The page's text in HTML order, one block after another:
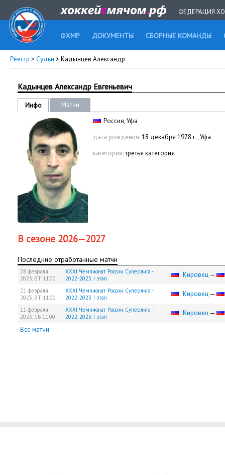
ФЕДЕРАЦИЯ
ФХМР ДОКУМЕНТЫ СБОРНЫЕ КОМАНДЫ
Реестр > Судьи > Кадынцев Александр
Кадынцев Александр Евгеньевич
Инфо
Матчи
Россия, Уфа
дата рождения:18 декабря 1978 г., Уфа
категория:третья категория
В сезоне 2026—2027
Последние отработанные матчи
28 февраля
2023, ВТ 11:00
XXXI Чемпионат России. Суперлига -
2022-2023. I этап
Кировец —
21 февраля
2023, ВТ 11:00
XXXI Чемпионат России. Суперлига -
2022-2023. I этап
Кировец —
11 февраля
2023, СБ 11:00
XXXI Чемпионат России. Суперлига -
2022-2023. I этап
Кировец —
Все матчи